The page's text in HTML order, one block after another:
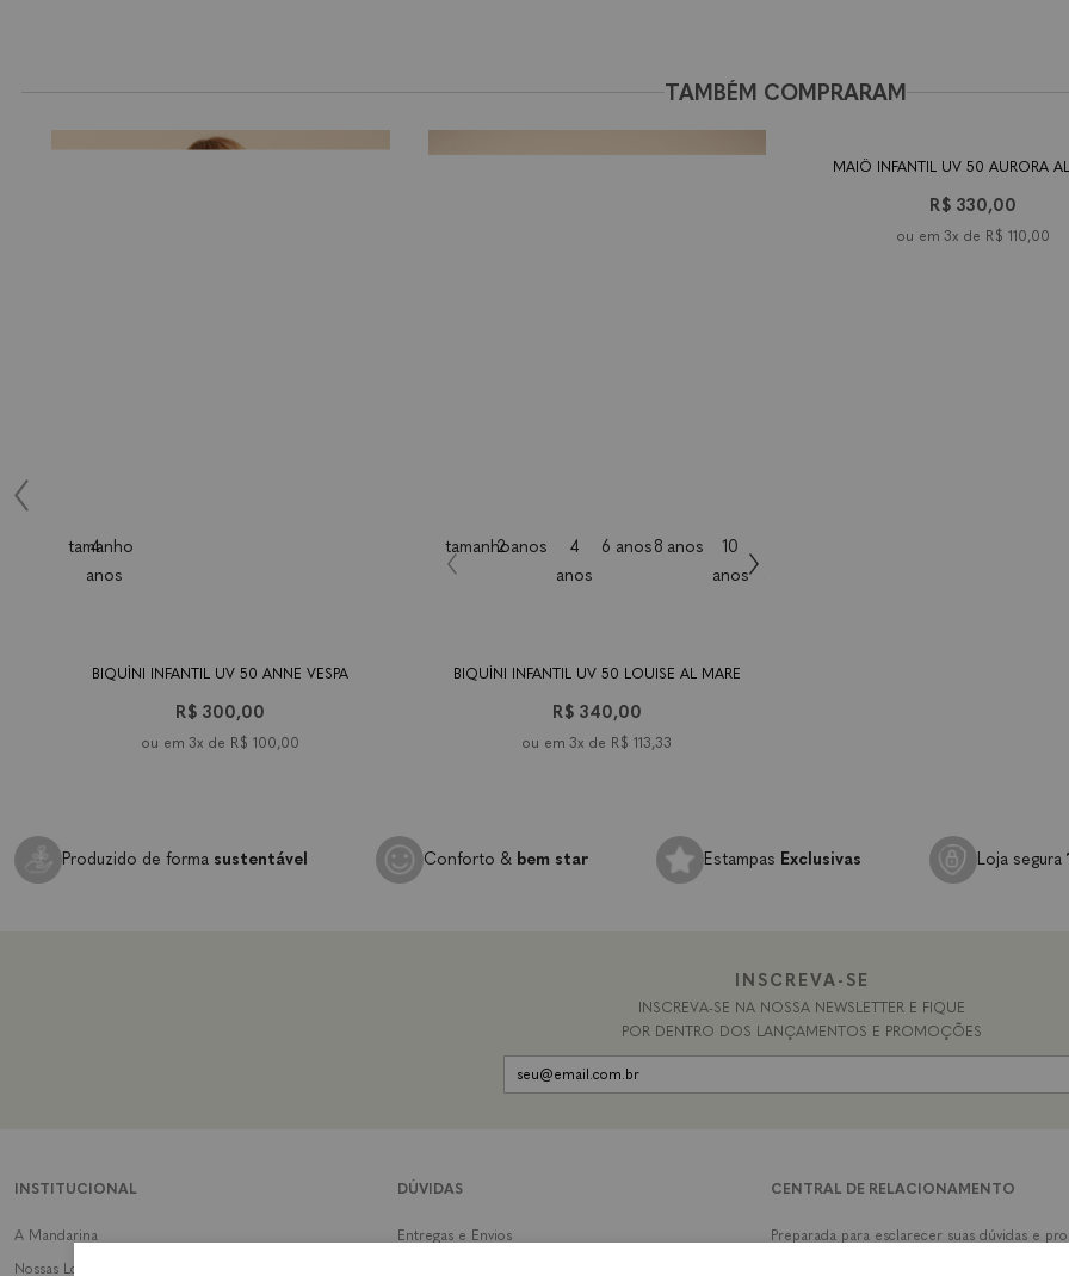
TAMBÉM COMPRARAM
BIQUÍNI INFANTIL UV 50 ANNE VESPA
R$ 300,00
3x de R$ 100,00
tamanho
4
anos
BIQUÍNI INFANTIL UV 50 LOUISE AL MARE
R$ 340,00
3x de R$ 113,33
tamanho2 anos
4
anos
6 anos8 anos
10
anos
Produzido de forma sustentável Conforto & bem star Estampas Exclusivas Loja segura
INSCREVA-SE
INSCREVA-SE NA NOSSA NEWSLETTER E FIQUE
POR DENTRO DOS LANÇAMENTOS E PROMOÇÕES
INSTITUCIONAL
A Mandarina
Nossas Lojas
DÚVIDAS
Entregas e Envios
CENTRAL DE RELACIONAMENTO
Preparada para esclarecer suas dúvidas e